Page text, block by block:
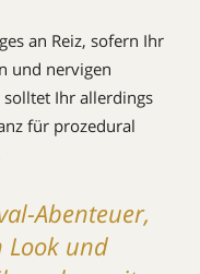
an Reiz, sofern Ihr
und nervigen
Ihr allerdings
für prozedural
Abenteuer,
Look und